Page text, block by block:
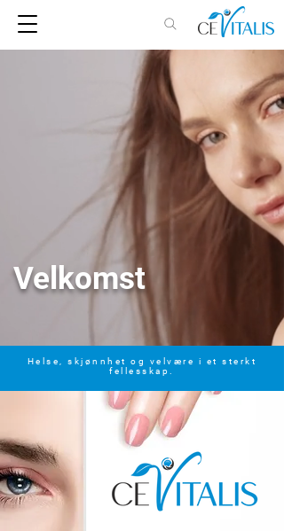
Velkomst
Helse, skjønnhet og velvære i et sterkt
fellesskap.